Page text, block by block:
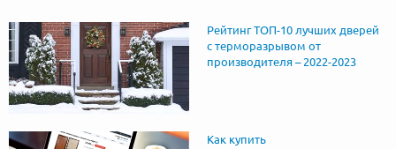
Рейтинг ТОП-10 лучших дверей
с терморазрывом от
производителя – 2022-2023
Как купить